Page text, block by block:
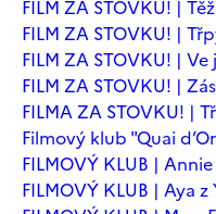
FILM ZA STOVKU! |
FILM ZA STOVKU! |
FILM ZA STOVKU! |
FILM ZA STOVKU! |
FILMA ZA STOVKU! |
Filmový klub "Quai
FILMOVÝ KLUB |
FILMOVÝ KLUB | Aya